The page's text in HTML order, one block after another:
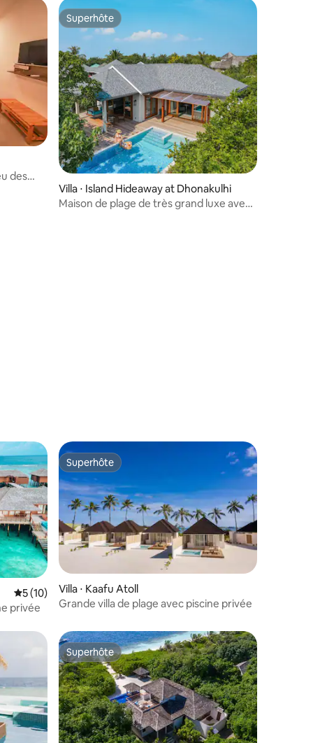
des
Superhôte
Superhôte
Villa ⋅ Island Hideaway at Dhonakulhi
Maison de plage de très grand luxe avec
: 5 sur 5
Évaluation moyenne sur la base de 10 commentaires : 5 sur 5
5 (10)
privée
Superhôte
Superhôte
Villa ⋅ Kaafu Atoll
Grande villa de plage avec piscine privée
Superhôte
Superhôte